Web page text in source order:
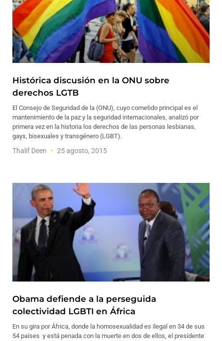
Histórica discusión en la ONU sobre
derechos LGTB
El Consejo de Seguridad de la (ONU), cuyo cometido principal es el
mantenimiento de la paz y la seguridad internacionales, analizó por
primera vez en la historia los derechos de las personas lesbianas,
gays, bisexuales y transgénero (LGBT).
Thalif Deen 25 agosto, 2015
Obama defiende a la perseguida
colectividad LGBTI en África
En su gira por África, donde la homosexualidad es ilegal en 34 de sus
54 países y está penada con la muerte en dos de ellos, el presidente